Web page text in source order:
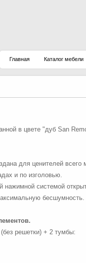
Главная Каталог мебели
в цвете "дуб San
для ценителей всего
и по изголовью.
нажимной системой
бесшумность.
решетки) + 2 тумбы: